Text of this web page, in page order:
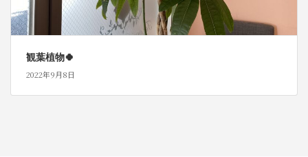
観葉植物🍀
2022年9月8日